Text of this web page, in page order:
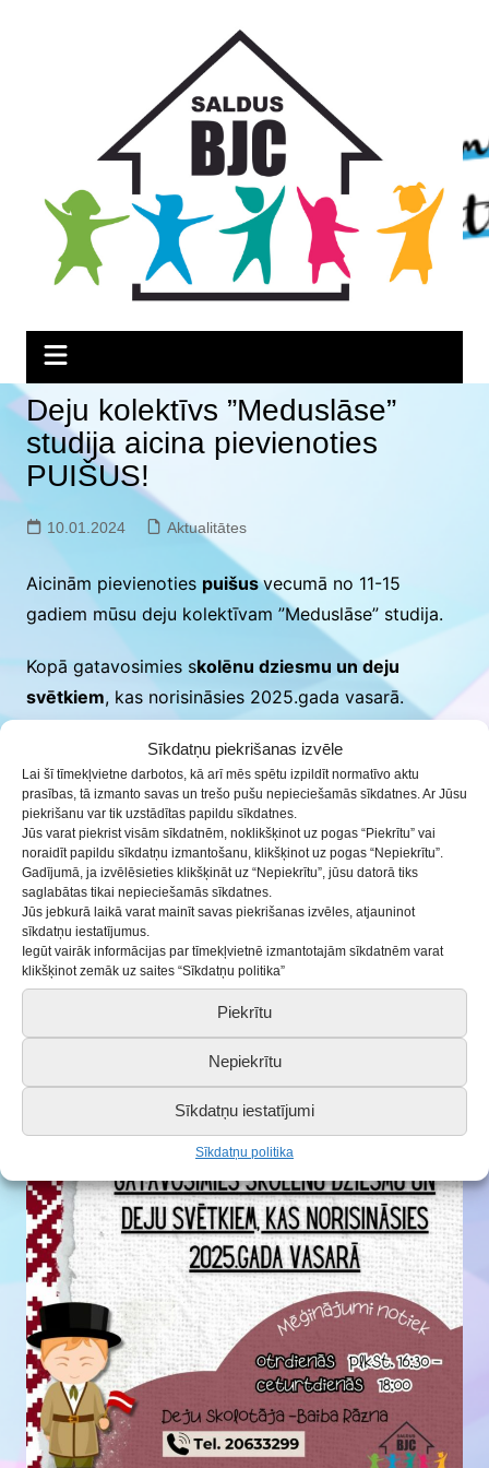
Sīkdatņu piekrišanas izvēle
Lai šī tīmekļvietne darbotos, kā arī mēs spētu izpildīt normatīvo aktu
prasības, tā izmanto savas un trešo pušu nepieciešamās sīkdatnes. Ar Jūsu
piekrišanu var tik uzstādītas papildu sīkdatnes.
Jūs varat piekrist visām sīkdatnēm, noklikšķinot uz pogas “Piekrītu” vai
noraidīt papildu sīkdatņu izmantošanu, klikšķinot uz pogas “Nepiekrītu”.
Gadījumā, ja izvēlēsieties klikšķināt uz “Nepiekrītu”, jūsu datorā tiks
saglabātas tikai nepieciešamās sīkdatnes.
Jūs jebkurā laikā varat mainīt savas piekrišanas izvēles, atjauninot
sīkdatņu iestatījumus.
Iegūt vairāk informācijas par tīmekļvietnē izmantotajām sīkdatnēm varat
klikšķinot zemāk uz saites “Sīkdatņu politika”
Piekrītu
Nepiekrītu
Sīkdatņu iestatījumi
Sīkdatņu politika
Deju kolektīvs ”Meduslāse”
studija aicina pievienoties
PUIŠUS!
10.01.2024 Aktualitātes
Aicinām pievienoties puišusvecumā no 11-15
gadiem mūsu deju kolektīvam ”Meduslāse” studija.
Kopā gatavosimies skolēnu dziesmu un deju
svētkiem, kas norisināsies 2025.gada vasarā.
Deju mēģinājumi notiekotrdienāsunceturtdienās,
noplkst. 16:30 – 18:00
Saziņai skolotāja – Baiba Rāzna, tel.nr. 20633299